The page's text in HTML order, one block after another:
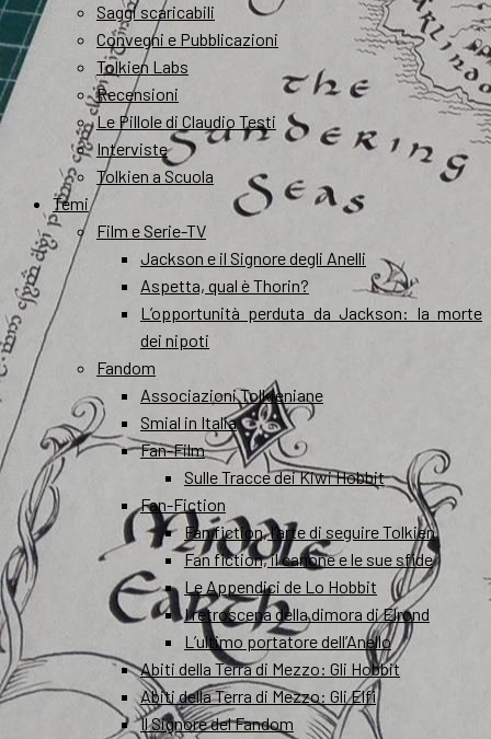
Saggi scaricabili
Convegni e Pubblicazioni
Tolkien Labs
Recensioni
Le Pillole di Claudio Testi
Interviste
Tolkien a Scuola
Temi
Film e Serie-TV
Jackson e il Signore degli Anelli
Aspetta, qual è Thorin?
L’opportunità perduta da Jackson: la morte
dei nipoti
Fandom
Associazioni Tolkieniane
Smial in Italia
Fan-Film
Sulle Tracce dei Kiwi Hobbit
Fan-Fiction
Fan fiction, l’arte di seguire Tolkien
Fan fiction, il canone e le sue sfide
Le Appendici de Lo Hobbit
I retroscena della dimora di Elrond
L’ultimo portatore dell’Anello
Abiti della Terra di Mezzo: Gli Hobbit
Abiti della Terra di Mezzo: Gli Elfi
Il Signore del Fandom